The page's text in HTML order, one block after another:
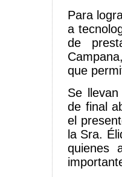
Para
a
de
que
Se
de final
el
la Sra.
quienes